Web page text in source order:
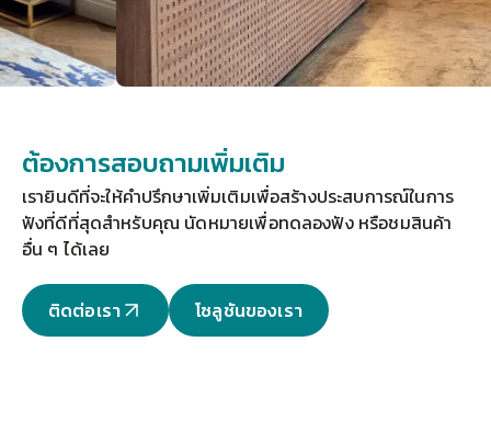
ต้องการสอบถามเพิ่มเติม
เรายินดีที่จะให้คำปรึกษาเพิ่มเติมเพื่อสร้างประสบการณ์ในการ
ฟังที่ดีที่สุดสำหรับคุณ นัดหมายเพื่อทดลองฟัง หรือชมสินค้า
อื่น ๆ ได้เลย
ติดต่อเรา โซลูชันของเรา